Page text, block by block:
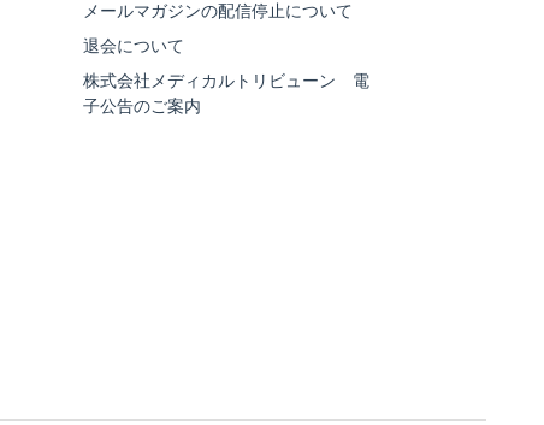
メールマガジンの配信停止について
退会について
株式会社メディカルトリビューン 電
子公告のご案内